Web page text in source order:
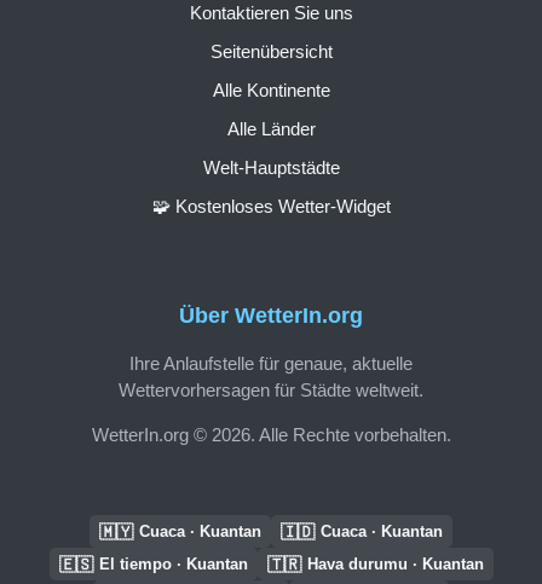
Über WetterIn.org
Ihre Anlaufstelle für genaue, aktuelle
Wettervorhersagen für Städte weltweit.
WetterIn.org © 2026. Alle Rechte vorbehalten.
Kontaktieren Sie uns
Seitenübersicht
Alle Kontinente
Alle Länder
Welt-Hauptstädte
🧩 Kostenloses Wetter-Widget
🇲🇾 Cuaca · Kuantan 🇮🇩 Cuaca · Kuantan
🇪🇸 El tiempo · Kuantan 🇹🇷 Hava durumu · Kuantan